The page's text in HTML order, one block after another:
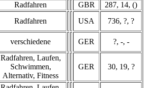
Radfahren GBR
287, 14, ()
Radfahren USA 736, ?, ?
verschiedene GER ?, -, -
Radfahren, Laufen,
Schwimmen,
Alternativ, Fitness
GER 30, 19, ?